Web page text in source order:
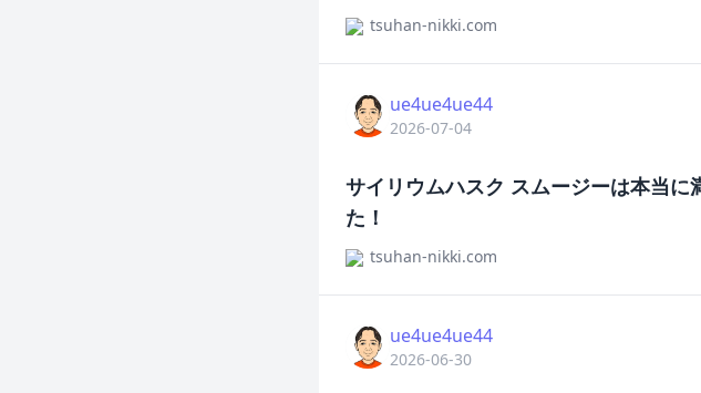
tsuhan-nikki.com
ue4ue4ue44
2026-07-04
サイリウムハスク スムージーは本当
た！
tsuhan-nikki.com
ue4ue4ue44
2026-06-30